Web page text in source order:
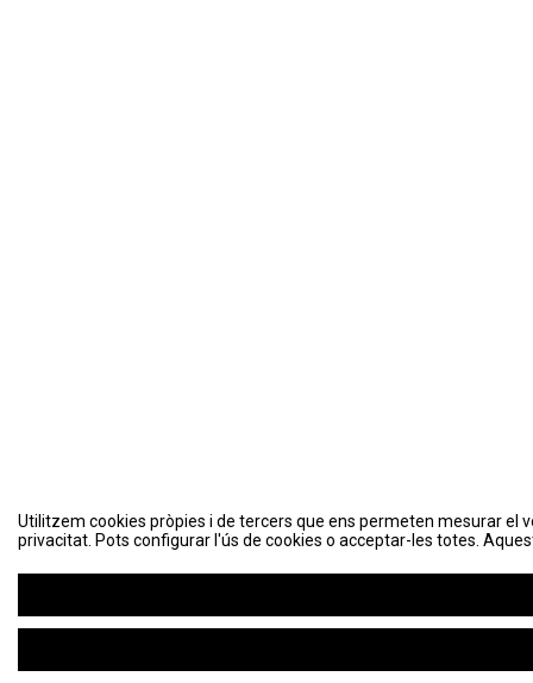
Utilitzem cookies pròpies i de tercers que ens permeten mesurar el
privacitat. Pots configurar l'ús de cookies o acceptar-les totes.
Utilitzem cookies pròpies i de tercers que ens permeten mesurar el
privacitat. Pots configurar l'ús de cookies o acceptar-les totes.